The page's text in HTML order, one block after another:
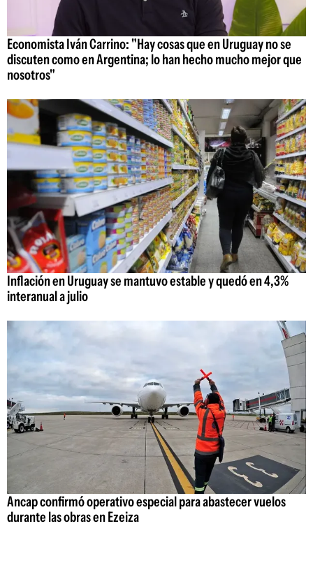
Economista Iván Carrino: "Hay cosas que en Uruguay no se
discuten como en Argentina; lo han hecho mucho mejor que
nosotros"
Inflación en Uruguay se mantuvo estable y quedó en 4,3%
interanual a julio
Ancap confirmó operativo especial para abastecer vuelos
durante las obras en Ezeiza